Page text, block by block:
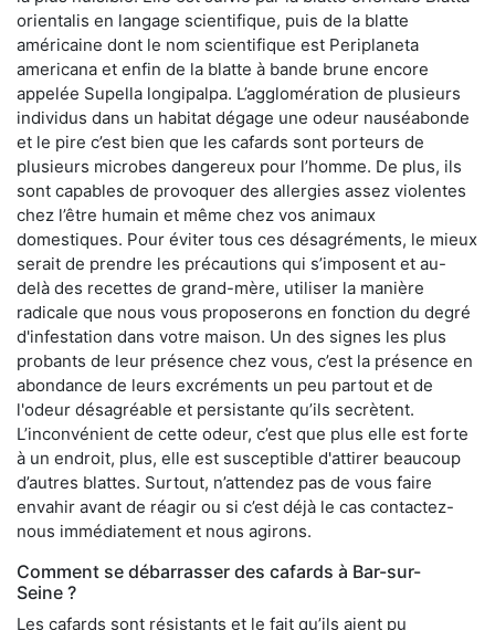
orientalis en langage scientifique, puis de la blatte
américaine dont le nom scientifique est Periplaneta
americana et enfin de la blatte à bande brune encore
appelée Supella longipalpa. L’agglomération de plusieurs
individus dans un habitat dégage une odeur nauséabonde
et le pire c’est bien que les cafards sont porteurs de
plusieurs microbes dangereux pour l’homme. De plus, ils
sont capables de provoquer des allergies assez violentes
chez l’être humain et même chez vos animaux
domestiques. Pour éviter tous ces désagréments, le mieux
serait de prendre les précautions qui s’imposent et au-
delà des recettes de grand-mère, utiliser la manière
radicale que nous vous proposerons en fonction du degré
d'infestation dans votre maison. Un des signes les plus
probants de leur présence chez vous, c’est la présence en
abondance de leurs excréments un peu partout et de
l'odeur désagréable et persistante qu’ils secrètent.
L’inconvénient de cette odeur, c’est que plus elle est forte
à un endroit, plus, elle est susceptible d'attirer beaucoup
d’autres blattes. Surtout, n’attendez pas de vous faire
envahir avant de réagir ou si c’est déjà le cas contactez-
nous immédiatement et nous agirons.
Comment se débarrasser des cafards à Bar-sur-
Seine ?
Les cafards sont résistants et le fait qu’ils aient pu